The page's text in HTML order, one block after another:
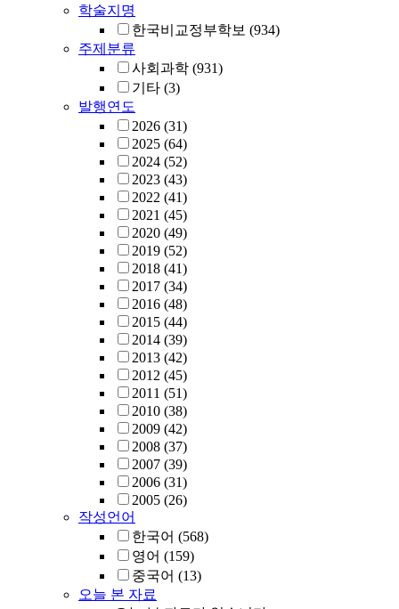
학술지명
한국비교정부학보 (934)
주제분류
사회과학 (931)
기타 (3)
발행연도
2026 (31)
2025 (64)
2024 (52)
2023 (43)
2022 (41)
2021 (45)
2020 (49)
2019 (52)
2018 (41)
2017 (34)
2016 (48)
2015 (44)
2014 (39)
2013 (42)
2012 (45)
2011 (51)
2010 (38)
2009 (42)
2008 (37)
2007 (39)
2006 (31)
2005 (26)
작성언어
한국어 (568)
영어 (159)
중국어 (13)
오늘 본 자료